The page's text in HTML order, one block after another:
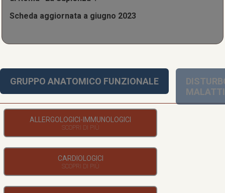
Scheda aggiornata a giugno 2023
GRUPPO ANATOMICO FUNZIONALE
ALLERGOLOGICI-IMMUNOLOGICI
CARDIOLOGICI